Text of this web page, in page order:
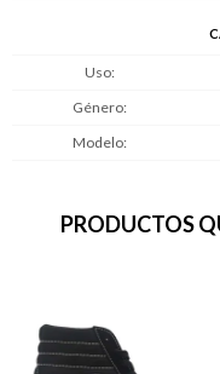
Uso
Género
Modelo
PRODUCTOS